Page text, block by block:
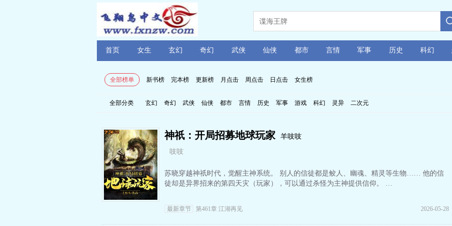
首页 女生 玄幻 奇幻 武侠 仙侠 都市 言情 军事 历史 科幻
全部榜单 新书榜 完本榜 更新榜 月点击 周点击 日点击 女生榜
全部分类 玄幻 奇幻 武侠 仙侠 都市 言情 历史 军事 游戏 科幻 灵异 二次元
神祇：开局招募地球玩家
羊吱吱
吱吱
苏晓穿越神祇时代，觉醒主神系统。 别人的信徒都是鲛人、幽魂、精灵等生物…… 他的信
徒却是异界招来的第四天灾（玩家），可以通过杀怪为主神提供信仰。 …
最新章节 第461章 江湖再见 2026-05-28